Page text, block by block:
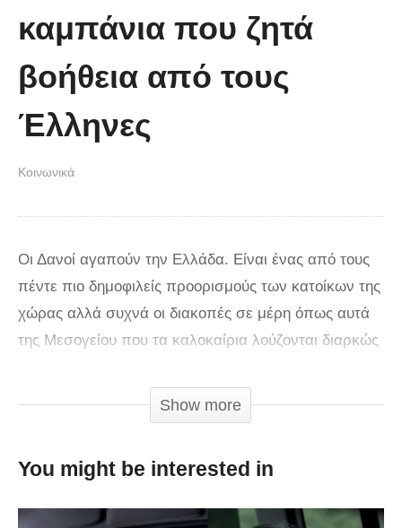
Ένα ζευγάρι τον πρώτο χρόνο VS
(Βίντεο)
καμπάνια που ζητά
βοήθεια από τους
Έλληνες
Κοινωνικά
Οι Δανοί αγαπούν την Ελλάδα. Είναι ένας από τους
πέντε πιο δημοφιλείς προορισμούς των κατοίκων της
χώρας αλλά συχνά οι διακοπές σε μέρη όπως αυτά
της Μεσογείου που τα καλοκαίρια λούζονται διαρκώς
για τους τουρίστες από τον βορρά. Σύμφωνα με τo
ερευνητικό κέντρο, Danish Cancer Society κάθε μέρα
είναι η χωρίς προφυλάξεις έκθεση τους στον ήλιο
Show more
You might be interested in